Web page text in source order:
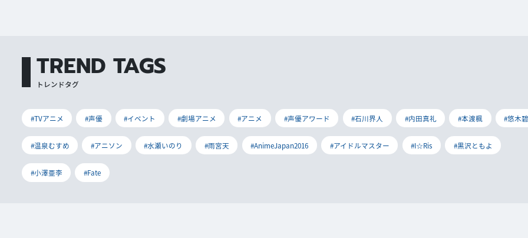
TREND TAGS
トレンドタグ
#TVアニメ #声優 #イベント #劇場アニメ #アニメ #声優アワード #石川界人 #内田真礼 #本渡楓 #悠木
#温泉むすめ #アニソン #水瀬いのり #雨宮天 #AnimeJapan2016 #アイドルマスター #I☆Ris #黒沢ともよ
#小澤亜李 #Fate